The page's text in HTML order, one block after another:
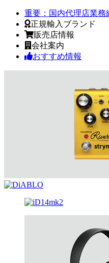
重要： 国内代理店業
正規輸入ブランド
販売店情報
会社案内
おすすめ情報